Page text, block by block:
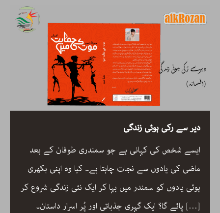
دیر سے رکی ہوئی زندگی
ایسے شخص کی کہانی ہے جو سمندری طوفان کے بعد
ماضی کی یادوں سے نجات چاہتا ہے۔ کیا وہ اپنی بکھری
ہوئی یادوں کو سمندر میں بہا کر ایک نئی زندگی شروع کر
[…]